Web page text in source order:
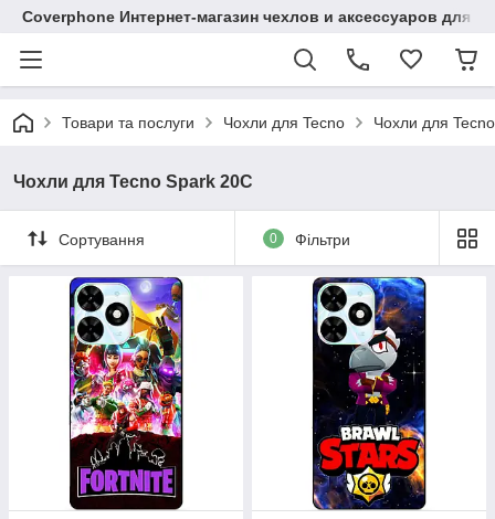
Coverphone Интернет-магазин чехлов и аксессуаров для
Товари та послуги Чохли для Tecno Чохли для
Чохли для Tecno Spark 20C
Сортування 0 Фільтри